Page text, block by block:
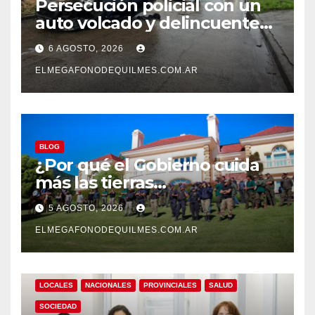
Persecución policial con un
auto volcado y delincuentes
detenidos en San Francisco
Solano
6 AGOSTO, 2026
ELMEGAFONODEQUILMES.COM.AR
BLOG
¿Por qué el Gobierno cuida
más las tierras
extranjerizadas que el
patrimonio de todos los
argentinos?
5 AGOSTO, 2026
ELMEGAFONODEQUILMES.COM.AR
LOCALES NACIONALES PROVINCIALES SALUD
SOCIEDAD